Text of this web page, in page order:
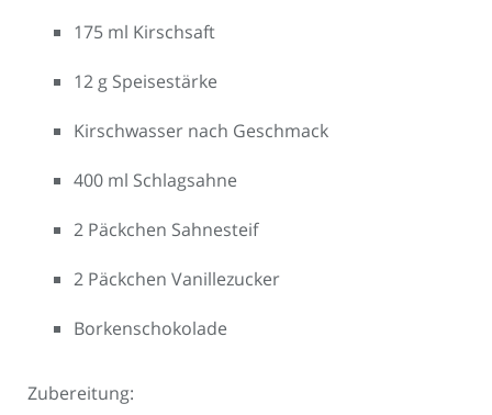
175 ml Kirschsaft
12 g Speisestärke
Kirschwasser nach Geschmack
400 ml Schlagsahne
2 Päckchen Sahnesteif
2 Päckchen Vanillezucker
Borkenschokolade
Zubereitung: